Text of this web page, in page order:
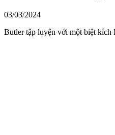
03/03/2024
Butler tập luyện với một biệt kích